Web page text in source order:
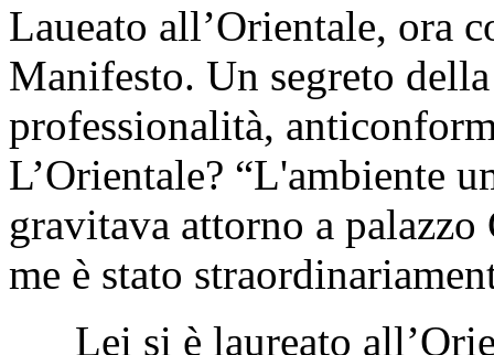
Laueato all’Orientale, ora
Manifesto. Un segreto
professionalità,
L’Orientale? “L'ambiente
gravitava attorno a
me è stato
Lei si è laureato